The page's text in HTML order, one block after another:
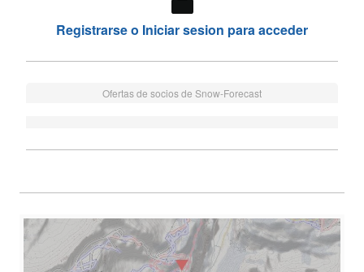
Registrarse o Iniciar sesion para acceder
Ofertas de socios de Snow-Forecast